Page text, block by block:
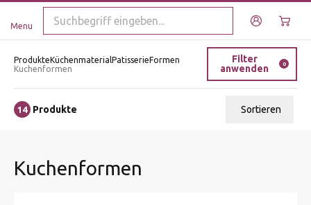
Menu
ProdukteKüchenmaterial PatisserieFormen
Kuchenformen
Filter
anwenden
0
14 Produkte Sortieren
Kuchenformen